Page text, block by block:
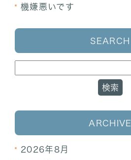
機嫌悪いです
SEARCH
ARCHIVE
2026年8月